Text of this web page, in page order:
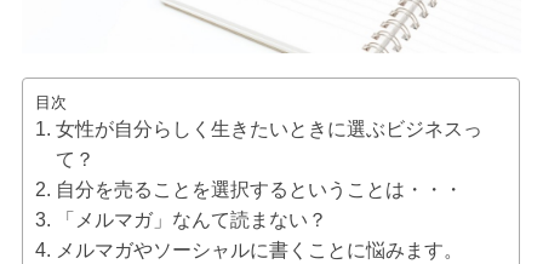
目次
女性が自分らしく生きたいときに選ぶビジネスっ
て？
自分を売ることを選択するということは・・・
「メルマガ」なんて読まない？
メルマガやソーシャルに書くことに悩みます。